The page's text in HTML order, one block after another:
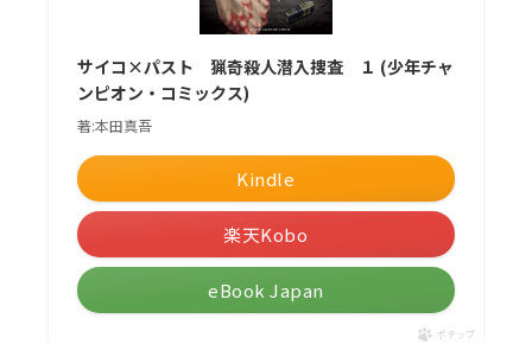
サイコ×パスト 猟奇殺人潜入捜査 １ (少年チャ
ンピオン・コミックス)
著:本田真吾
Kindle
楽天Kobo
eBook Japan
ポチップ